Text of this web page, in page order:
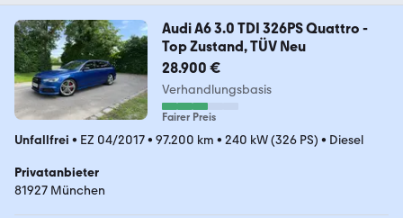
Audi A6 3.0 TDI 326PS Quattro -
Top Zustand, TÜV Neu
28.900 €
Verhandlungsbasis
Fairer Preis
Unfallfrei • EZ 04/2017• 97.200 km • 240 kW (326 PS) • Diesel
Privatanbieter
81927 München